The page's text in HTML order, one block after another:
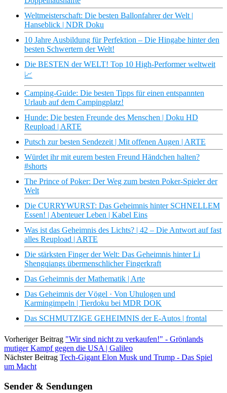
Weltmeisterschaft: Die besten Ballonfahrer der Welt |
Hanseblick | NDR Doku
10 Jahre Ausbildung für Perfektion – Die Hingabe hinter den
besten Schwertern der Welt!
Die BESTEN der WELT! Top 10 High-Performer weltweit
📈
Camping-Guide: Die besten Tipps für einen entspannten
Urlaub auf dem Campingplatz!
Hunde: Die besten Freunde des Menschen | Doku HD
Reupload | ARTE
Putsch zur besten Sendezeit | Mit offenen Augen | ARTE
Würdet ihr mit eurem besten Freund Händchen halten?
#shorts
The Prince of Poker: Der Weg zum besten Poker-Spieler der
Welt
Die CURRYWURST: Das Geheimnis hinter SCHNELLEM
Essen! | Abenteuer Leben | Kabel Eins
Was ist das Geheimnis des Lichts? | 42 – Die Antwort auf fast
alles Reupload | ARTE
Die stärksten Finger der Welt: Das Geheimnis hinter Li
Shengqiangs übermenschlicher Fingerkraft
Das Geheimnis der Mathematik | Arte
Das Geheimnis der Vögel · Von Uhulogen und
Karmingimpeln | Tierdoku bei MDR DOK
Das SCHMUTZIGE GEHEIMNIS der E-Autos | frontal
Vorheriger Beitrag "Wir sind nicht zu verkaufen!" - Grönlands
mutiger Kampf gegen die USA | Galileo
Nächster Beitrag Tech-Gigant Elon Musk und Trump - Das Spiel
um Macht
Sender & Sendungen